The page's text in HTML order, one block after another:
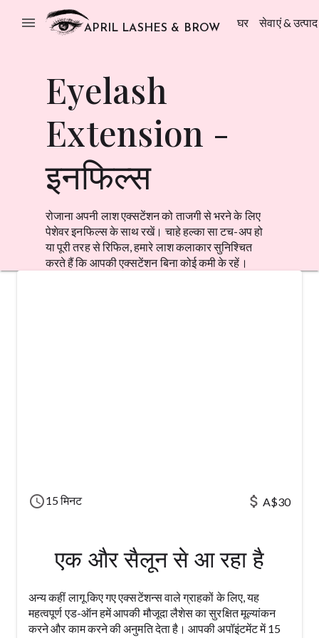
menu APRIL LASHES & BROW घर सेवाएं & उत्पाद
Eyelash
Extension -
इनफिल्स
रोजाना अपनी लाश एक्सटेंशन को ताजगी से भरने के लिए
पेशेवर इनफिल्स के साथ रखें। चाहे हल्का सा टच-अप हो
या पूरी तरह से रिफिल, हमारे लाश कलाकार सुनिश्चित
करते हैं कि आपकी एक्सटेंशन बिना कोई कमी के रहें।
schedule15 मिनट attach_money A$30
एक और सैलून से आ रहा है
अन्य कहीं लागू किए गए एक्सटेंशन्स वाले ग्राहकों के लिए, यह
महत्वपूर्ण एड-ऑन हमें आपकी मौजूदा लैशेस का सुरक्षित मूल्यांकन
करने और काम करने की अनुमति देता है। आपकी अपॉइंटमेंट में 15